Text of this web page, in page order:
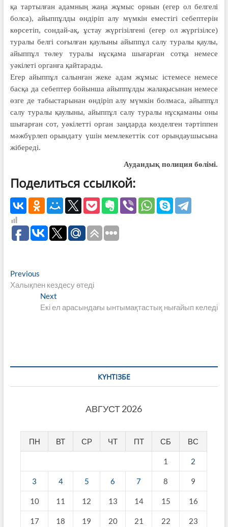
қа тартылған адамның жаңа жұмыс орнын (егер ол белгелі
болса), айыппұлды өндіріп алу мүмкін еместігі себептерін
көрсетіп, сондай-ақ, ұстау жүргізілгені (егер ол жүргізілсе)
туралы белгі соғылған қаулыны айыппұл салу туралы қаулы,
айыппұл төлеу туралы нұсқама шығарған сотқа немесе
уәкілеті органға қайтарады.
Егер айыппұл салынған жеке адам жұмыс істемесе немесе
басқа да себептер бойын­ша айыппұлды жалақысынан немесе
өзге де табыстарынан өндіріп алу мүмкін болмаса, айыппұл
салу туралы қаулыны, айыппұл салу туралы нұсқаманы оны
шығарған сот, уәкілет­ті орган заңдарда көзделген тәртіп­пен
мәж­бүр­леп орындату үшін мемлекет­тік сот орындаушысына
жібереді.
Аудандық полиция бөлімі.
Поделиться ссылкой:
Навигация
по
записям
PreviousPrevious
post:
Халықпен кездесу өтеді
Next
post:
Екі ел арасындағы ынтымақтастық нығайып келеді
КҮНТІЗБЕ
АВГУСТ 2026
ПН ВТ СР ЧТ ПТ СБ ВС
1 2
3 4 5 6 7 8 9
10 11 12 13 14 15 16
17 18 19 20 21 22 23